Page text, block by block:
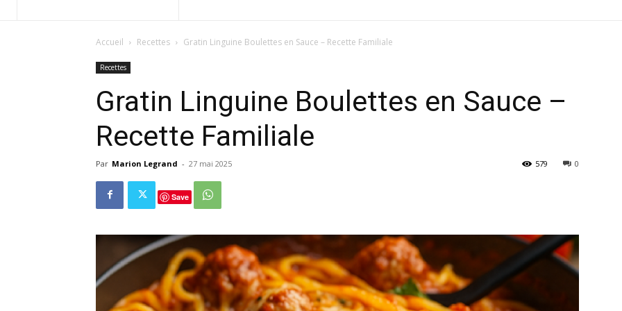
Accueil Recettes Gratin Linguine Boulettes en Sauce – Recette Familiale
Recettes
Gratin Linguine Boulettes en Sauce –
Recette Familiale
Par Marion Legrand - 27 mai 2025 0
579
Save